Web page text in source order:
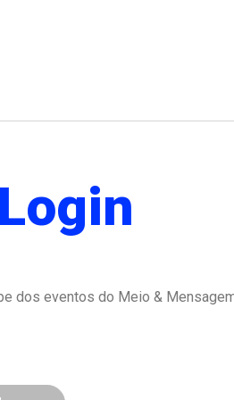
Login
dos eventos do Meio &